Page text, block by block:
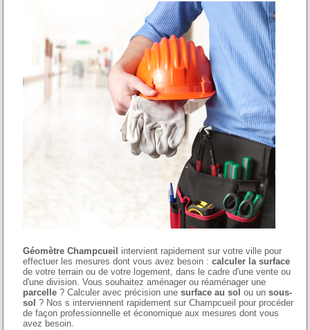
Géomètre Champcueil
intervient rapidement sur votre ville pour
effectuer les mesures dont vous avez besoin :calculer la surface
de votre terrain ou de votre logement, dans le cadre d'une vente ou
d'une division. Vous souhaitez aménager ou réaménager une
parcelle ? Calculer avec précision unesurface au sol ou unsous-
sol ? Nos s interviennent rapidement sur Champcueil pour procéder
de façon professionnelle et économique aux mesures dont vous
avez besoin.